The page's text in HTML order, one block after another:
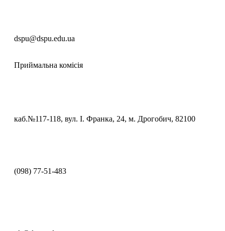
dspu@dspu.edu.ua
Приймальна комісія
каб.№117-118, вул. І. Франка, 24, м. Дрогобич, 82100
(098) 77-51-483